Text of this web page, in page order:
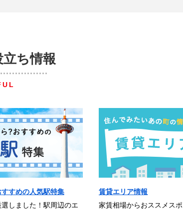
ち情報
すめの人気駅特集
しました！駅周辺のエ
賃貸エリア情報
家賃相場からおススメス